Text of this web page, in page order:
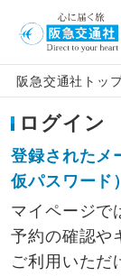
阪急交通社トッ
ログイン
登録されたメ
仮パスワード
マイページで
予約の確認や
ご利用いただ